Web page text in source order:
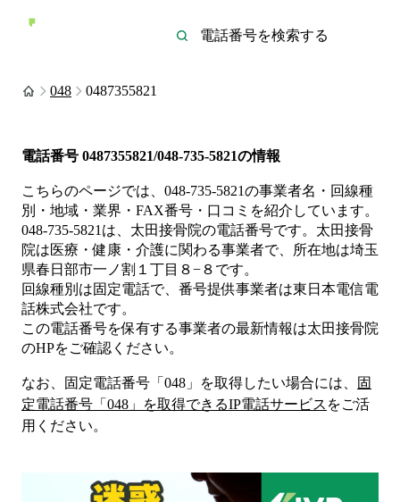
048 0487355821
電話番号 0487355821/048-735-5821の情報
こちらのページでは、 048-735-5821の事業者名・回線種
別・地域・業界・FAX番号・口コミを紹介しています。
048-735-5821 は、 太田接骨院の電話番号です。 太田接骨
院は医療・健康・介護に関わる事業者で、所在地は埼玉
県春日部市一ノ割１丁目８−８ です。
回線種別は固定電話で、番号提供事業者は東日本電信電
話株式会社です。
この電話番号を保有する事業者の最新情報は太田接骨院
のHPをご確認ください。
なお、固定電話番号「 048 」を取得したい場合には、
固
定電話番号「 048 」を取得できるIP電話サービス をご活
用ください。